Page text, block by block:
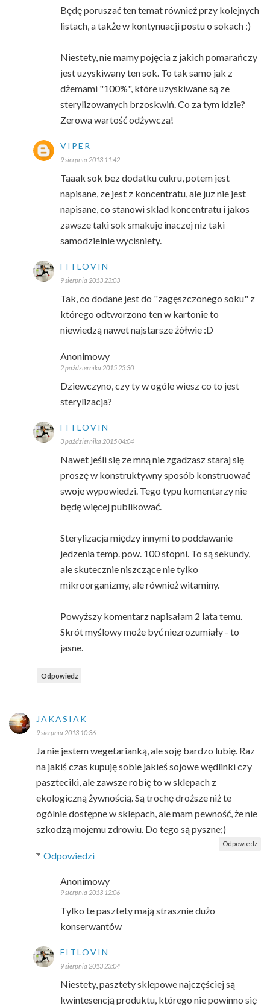
Będę poruszać ten temat również przy kolejnych
listach, a także w kontynuacji postu o sokach :)
Niestety, nie mamy pojęcia z jakich pomarańczy
jest uzyskiwany ten sok. To tak samo jak z
dżemami "100%", które uzyskiwane są ze
sterylizowanych brzoskwiń. Co za tym idzie?
Zerowa wartość odżywcza!
VIPER
9 sierpnia 2013 11:42
Taaak sok bez dodatku cukru, potem jest
napisane, ze jest z koncentratu, ale juz nie jest
napisane, co stanowi sklad koncentratu i jakos
zawsze taki sok smakuje inaczej niz taki
samodzielnie wycisniety.
FITLOVIN
9 sierpnia 2013 23:03
Tak, co dodane jest do "zagęszczonego soku" z
którego odtworzono ten w kartonie to
niewiedzą nawet najstarsze żółwie :D
Anonimowy
2 października 2015 23:30
Dziewczyno, czy ty w ogóle wiesz co to jest
sterylizacja?
FITLOVIN
3 października 2015 04:04
Nawet jeśli się ze mną nie zgadzasz staraj się
proszę w konstruktywny sposób konstruować
swoje wypowiedzi. Tego typu komentarzy nie
będę więcej publikować.
Sterylizacja między innymi to poddawanie
jedzenia temp. pow. 100 stopni. To są sekundy,
ale skutecznie niszczące nie tylko
mikroorganizmy, ale również witaminy.
Powyższy komentarz napisałam 2 lata temu.
Skrót myślowy może być niezrozumiały - to
jasne.
Odpowiedz
JAKASIAK
9 sierpnia 2013 10:36
Ja nie jestem wegetarianką, ale soję bardzo lubię. Raz
na jakiś czas kupuję sobie jakieś sojowe wędlinki czy
paszteciki, ale zawsze robię to w sklepach z
ekologiczną żywnością. Są trochę droższe niż te
ogólnie dostępne w sklepach, ale mam pewność, że nie
szkodzą mojemu zdrowiu. Do tego są pyszne;)
Odpowiedz
Odpowiedzi
Anonimowy
9 sierpnia 2013 12:06
Tylko te pasztety mają strasznie dużo
konserwantów
FITLOVIN
9 sierpnia 2013 23:04
Niestety, pasztety sklepowe najczęściej są
kwintesencją produktu, którego nie powinno się